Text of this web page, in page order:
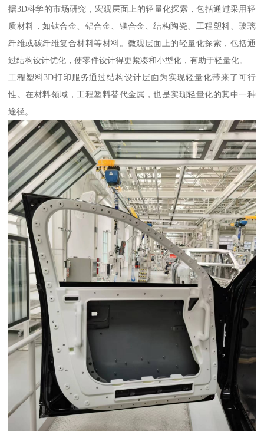
据3D科学的市场研究，宏观层面上的轻量化探索，包括通过采用轻
质材料，如钛合金、铝合金、镁合金、结构陶瓷、工程塑料、玻璃
纤维或碳纤维复合材料等材料。微观层面上的轻量化探索，包括通
过结构设计优化，使零件设计得更紧凑和小型化，有助于轻量化。
工程塑料3D打印服务通过结构设计层面为实现轻量化带来了可行
性。在材料领域，工程塑料替代金属，也是实现轻量化的其中一种
途径。